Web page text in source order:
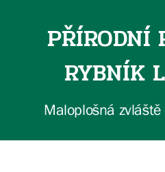
PŘÍRODNÍ
RYBNÍK
Maloplošná